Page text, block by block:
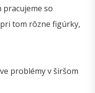
pracujeme so
tom rôzne figúrky,
problémy v širšom